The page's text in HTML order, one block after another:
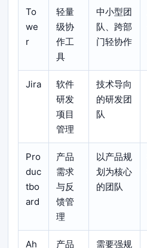
To
we
r
轻量
级协
作工
具
中小型团
队、跨部
门轻协作
Jira
软件
研发
项目
管理
技术导向
的研发团
队
Pro
duc
tbo
ard
产品
需求
与反
馈管
理
以产品规
划为核心
的团队
Ah
产品
需要强规